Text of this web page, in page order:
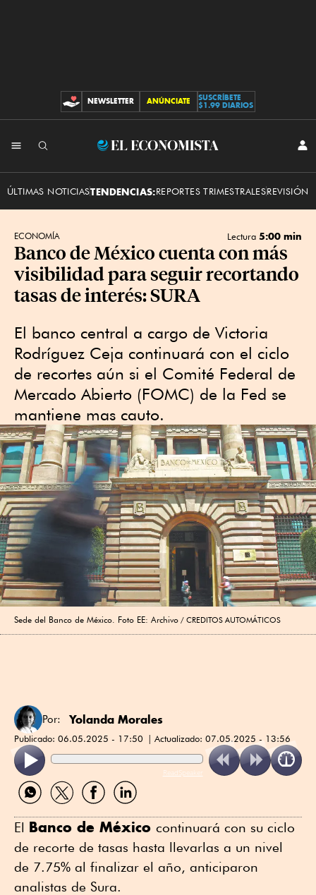
CONTRIBUCIONES
NEWSLETTER ANÚNCIATE
SUSCRÍBETE
$1.99 DIARIOS
El
ÚLTIMAS NOTICIASTENDENCIAS:REPORTES TRIMESTRALESREVISIÓN
ECONOMÍA Lectura 5:00 min
Banco de México cuenta con más
visibilidad para seguir recortando
tasas de interés: SURA
El banco central a cargo de Victoria
Rodríguez Ceja continuará con el ciclo
de recortes aún si el Comité Federal de
Mercado Abierto (FOMC) de la Fed se
mantiene mas cauto.
Sede del Banco de México. Foto EE: Archivo CREDITOS AUTOMÁTICOS
Por: Yolanda Morales
Publicado: 06.05.2025 - 17:50 Actualizado: 07.05.2025 - 13:56
ReadSpeaker
Compartir
por
Compartir
por
Compartir
por
Compartir
por
El Banco de México continuará con su ciclo
de recorte de tasas hasta llevarlas a un nivel
de 7.75% al finalizar el año, anticiparon
analistas de Sura.